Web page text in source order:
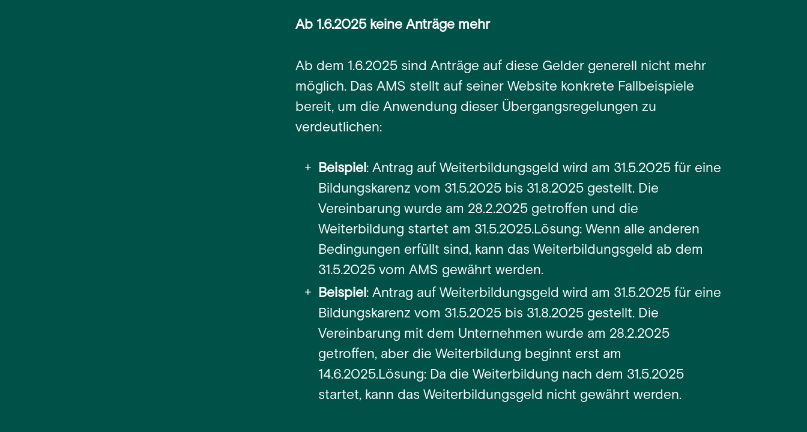
Ab 1.6.2025 keine Anträge mehr
Ab dem 1.6.2025 sind Anträge auf diese Gelder generell nicht mehr
möglich. Das AMS stellt auf seiner Website konkrete Fallbeispiele
bereit, um die Anwendung dieser Übergangsregelungen zu
verdeutlichen:
Beispiel : Antrag auf Weiterbildungsgeld wird am 31.5.2025 für eine
Bildungskarenz vom 31.5.2025 bis 31.8.2025 gestellt. Die
Vereinbarung wurde am 28.2.2025 getroffen und die
Weiterbildung startet am 31.5.2025.Lösung: Wenn alle anderen
Bedingungen erfüllt sind, kann das Weiterbildungsgeld ab dem
31.5.2025 vom AMS gewährt werden.
Beispiel: Antrag auf Weiterbildungsgeld wird am 31.5.2025 für eine
Bildungskarenz vom 31.5.2025 bis 31.8.2025 gestellt. Die
Vereinbarung mit dem Unternehmen wurde am 28.2.2025
getroffen, aber die Weiterbildung beginnt erst am
14.6.2025.Lösung: Da die Weiterbildung nach dem 31.5.2025
startet, kann das Weiterbildungsgeld nicht gewährt werden.